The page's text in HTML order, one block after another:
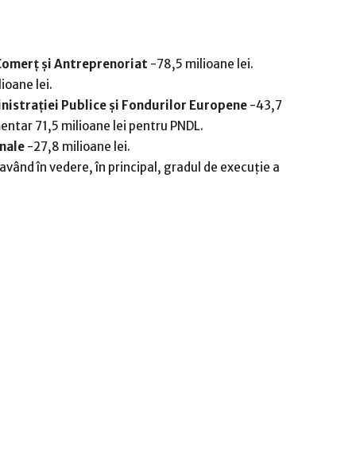
şi Antreprenoriat -78,5 milioane lei.
lei.
Publice şi Fondurilor Europene -43,7
71,5 milioane lei pentru PNDL.
-27,8 milioane lei.
în vedere, în principal, gradul de execuţie a